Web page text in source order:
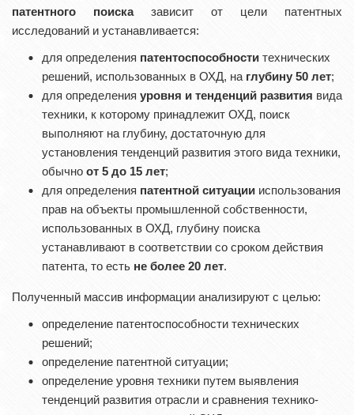
патентного поисказависит от цели патентных
исследований и устанавливается:
для определения патентоспособноститехнических
решений, использованных в ОХД, на глубину 50 лет;
для определения уровня и тенденций развития вида
техники, к которому принадлежит ОХД, поиск
выполняют на глубину, достаточную для
установления тенденций развития этого вида техники,
обычно от 5 до 15 лет;
для определения патентной ситуациииспользования
прав на объекты промышленной собственности,
использованных в ОХД, глубину поиска
устанавливают в соответствии со сроком действия
патента, то есть не более 20 лет.
Полученный массив информации анализируют с целью:
определение патентоспособности технических
решений;
определение патентной ситуации;
определение уровня техники путем выявления
тенденций развития отрасли и сравнения технико-